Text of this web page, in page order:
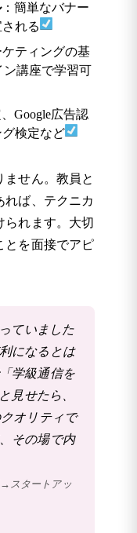
：簡単なバナー
れる
ケティングの基
講座で学習可
Google広告認
検定など
せん。教員と
れば、テクニカ
られます。大切
とを面接でアピ
ていました
になるとは
学級通信を
見せたら、
オリティで
その場で内
スタートアッ